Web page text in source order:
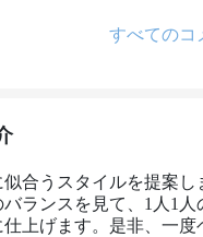
すべてのコ
似合うスタイルを提案
ランスを見て、1人1
上げます。是非、一